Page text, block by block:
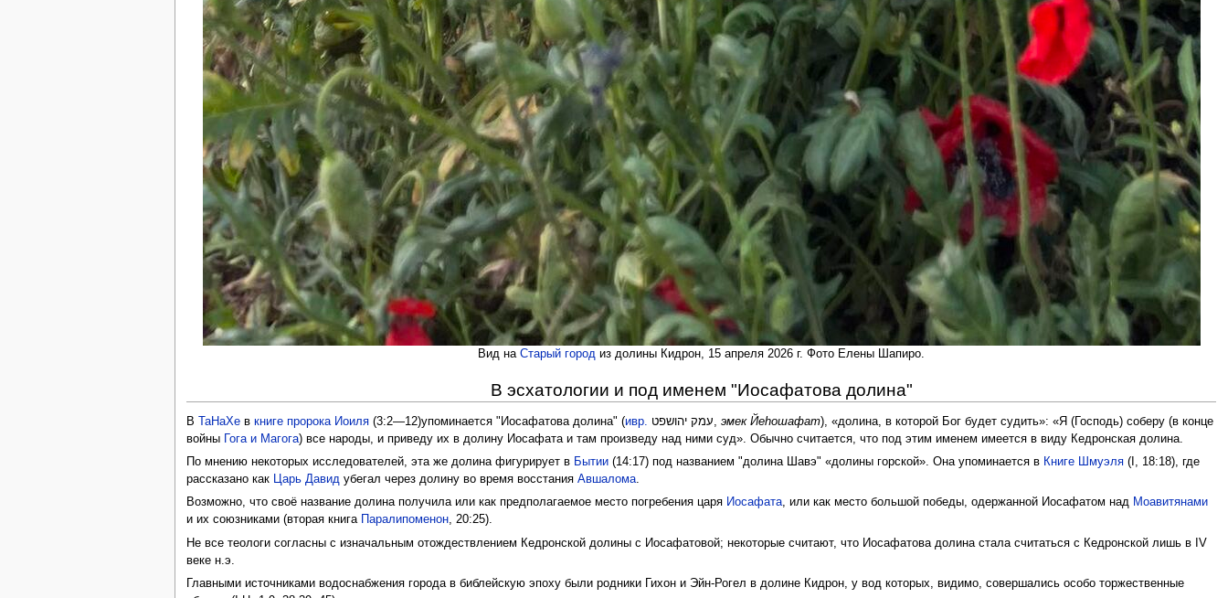
Вид наСтарый город из долины Кидрон, 15 апреля 2026 г. Фото Елены Шапиро.
В эсхатологии и под именем "Иосафатова долина"
ВТаНаХе вкниге пророка Иоиля (3:2—12)упоминается "Иосафатова долина" (ивр. עמק יהושפט ‎,эмек Йеhошафат), «долина, в которой Бог будет судить»: «Я (Господь) соберу (в конце
войны Гога и Магога) все народы, и приведу их в долину Иосафата и там произведу над ними суд». Обычно считается, что под этим именем имеется в виду Кедронская долина.
По мнению некоторых исследователей, эта же долина фигурирует в Бытии (14:17) под названием "долина Шавэ" «долины горской». Она упоминается в Книге Шмуэля (I, 18:18), где
рассказано как Царь Давид убегал через долину во время восстанияАвшалома.
Возможно, что своё название долина получила или как предполагаемое место погребения царя Иосафата, или как место большой победы, одержанной Иосафатом над Моавитянами
и их союзниками (вторая книга
Паралипоменон, 20:25).
Не все теологи согласны с изначальным отождествлением Кедронской долины с Иосафатовой; некоторые считают, что Иосафатова долина стала считаться с Кедронской лишь в IV
веке н.э.
Главными источниками водоснабжения города в библейскую эпоху были родники Гихон и Эйн-Рогел в долине Кидрон, у вод которых, видимо, совершались особо торжественные